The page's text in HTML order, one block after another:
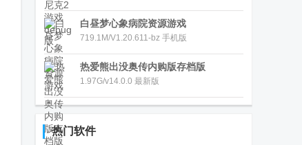
白昼梦心象病院资源游戏
719.1M/V1.20.611-bz 手机版
热爱熊出没奥传内购版存档版
1.97G/v14.0.0 最新版
热门软件